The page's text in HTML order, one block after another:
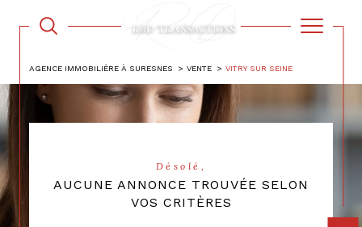
AGENCE IMMOBILIÈRE À SURESNES VENTE VITRY SUR SEINE
Désolé,
AUCUNE ANNONCE TROUVÉE SELON
VOS CRITÈRES